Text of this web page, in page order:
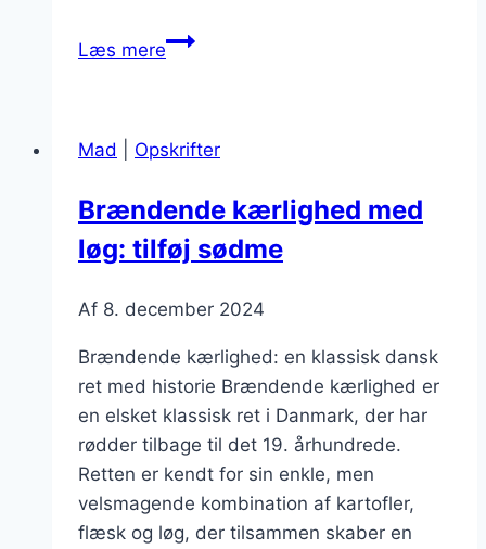
Læs mereBrændende
server
gæster
noget
Mad Opskrifter
Brændende kærlighed med
løg: tilføj sødme
Af 8. december 2024
Brændende kærlighed: en klassisk dansk
ret med historie Brændende kærlighed er
en elsket klassisk ret i Danmark, der har
rødder tilbage til det 19. århundrede.
Retten er kendt for sin enkle, men
velsmagende kombination af kartofler,
flæsk og løg, der tilsammen skaber en